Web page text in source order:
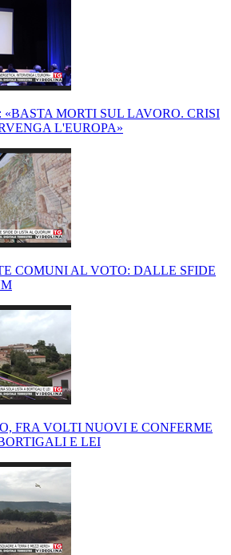
MORTI SUL LAVORO. CRISI
L'EUROPA»
COMUNI AL VOTO: DALLE SFIDE
FRA VOLTI NUOVI E CONFERME
E LEI